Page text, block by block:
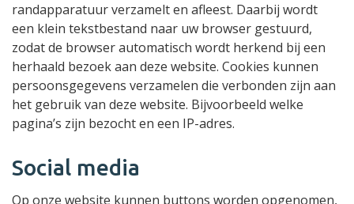
randapparatuur verzamelt en afleest. Daarbij wordt
een klein tekstbestand naar uw browser gestuurd,
zodat de browser automatisch wordt herkend bij een
herhaald bezoek aan deze website. Cookies kunnen
persoonsgegevens verzamelen die verbonden zijn aan
het gebruik van deze website. Bijvoorbeeld welke
pagina’s zijn bezocht en een IP-adres.
Social media
Op onze website kunnen buttons worden opgenomen,